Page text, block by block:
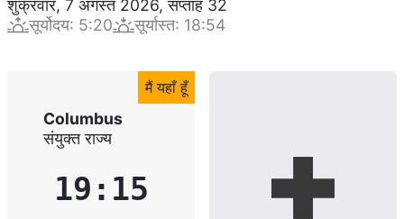
शुक्रवार, 7 अगस्त 2026,सप्ताह 32
सूर्योदय: 5:20 सूर्यास्त: 18:54
मैं यहाँ हूँ
Columbus
संयुक्त राज्य
19:15